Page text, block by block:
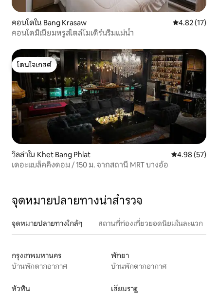
คอนโดใน Bang Krasaw คะแนนเฉลี่ย
4.82 (17)
คอนโดมิเนียมหรูสไตล์โมเดิร์นริมแม่น้ำ
โดนใจเกสต์
โดนใจเกสต์
วิลล่าใน Khet Bang Phlat คะแนนเฉลี่ย
4.98 (57)
เดอะแบล็คคิงดอม / 150 ม. จากสถานี MRT บางอ้อ
จุดหมายปลายทางน่าสำรวจ
จุดหมายปลายทางใกล้ๆ สถานที่ท่องเที่ยวยอดนิยมในละแวก
กรุงเทพมหานคร
บ้านพักตากอากาศ
พัทยา
บ้านพักตากอากาศ
หัวหิน
เสียมราฐ